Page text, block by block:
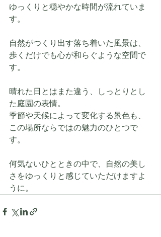
ゆっくりと穏やかな時間が流れていま
す。
自然がつくり出す落ち着いた風景は、
歩くだけでも心が和らぐような空間で
す。
晴れた日とはまた違う、しっとりとし
た庭園の表情。
季節や天候によって変化する景色も、
この場所ならではの魅力のひとつで
す。
何気ないひとときの中で、自然の美し
さをゆっくりと感じていただけますよ
うに。